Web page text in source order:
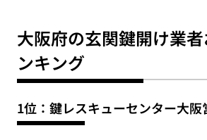
大阪府の玄関鍵開け業
ンキング
1位：鍵レスキューセンター大阪